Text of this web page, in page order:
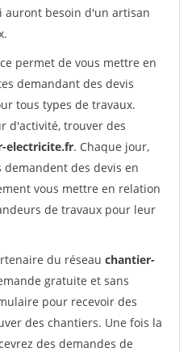
auront besoin d'un artisan
permet de vous mettre en
demandant des devis
tous types de travaux.
d'activité, trouver des
electricite.fr. Chaque jour,
des devis en
vous mettre en relation
de travaux pour leur
du réseau chantier-
gratuite et sans
pour recevoir des
des chantiers. Une fois la
des demandes de